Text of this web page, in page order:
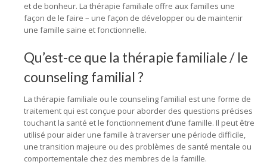
et de bonheur. La thérapie familiale offre aux familles une
façon de le faire – une façon de développer ou de maintenir
une famille saine et fonctionnelle.
Qu’est-ce que la thérapie familiale / le
counseling familial ?
La thérapie familiale ou le counseling familial est une forme de
traitement qui est conçue pour aborder des questions précises
touchant la santé et le fonctionnement d’une famille. Il peut être
utilisé pour aider une famille à traverser une période difficile,
une transition majeure ou des problèmes de santé mentale ou
comportementale chez des membres de la famille.